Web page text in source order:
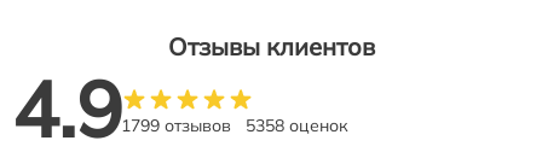
Отзывы клиентов
4.91799 отзывов 5358 оценок